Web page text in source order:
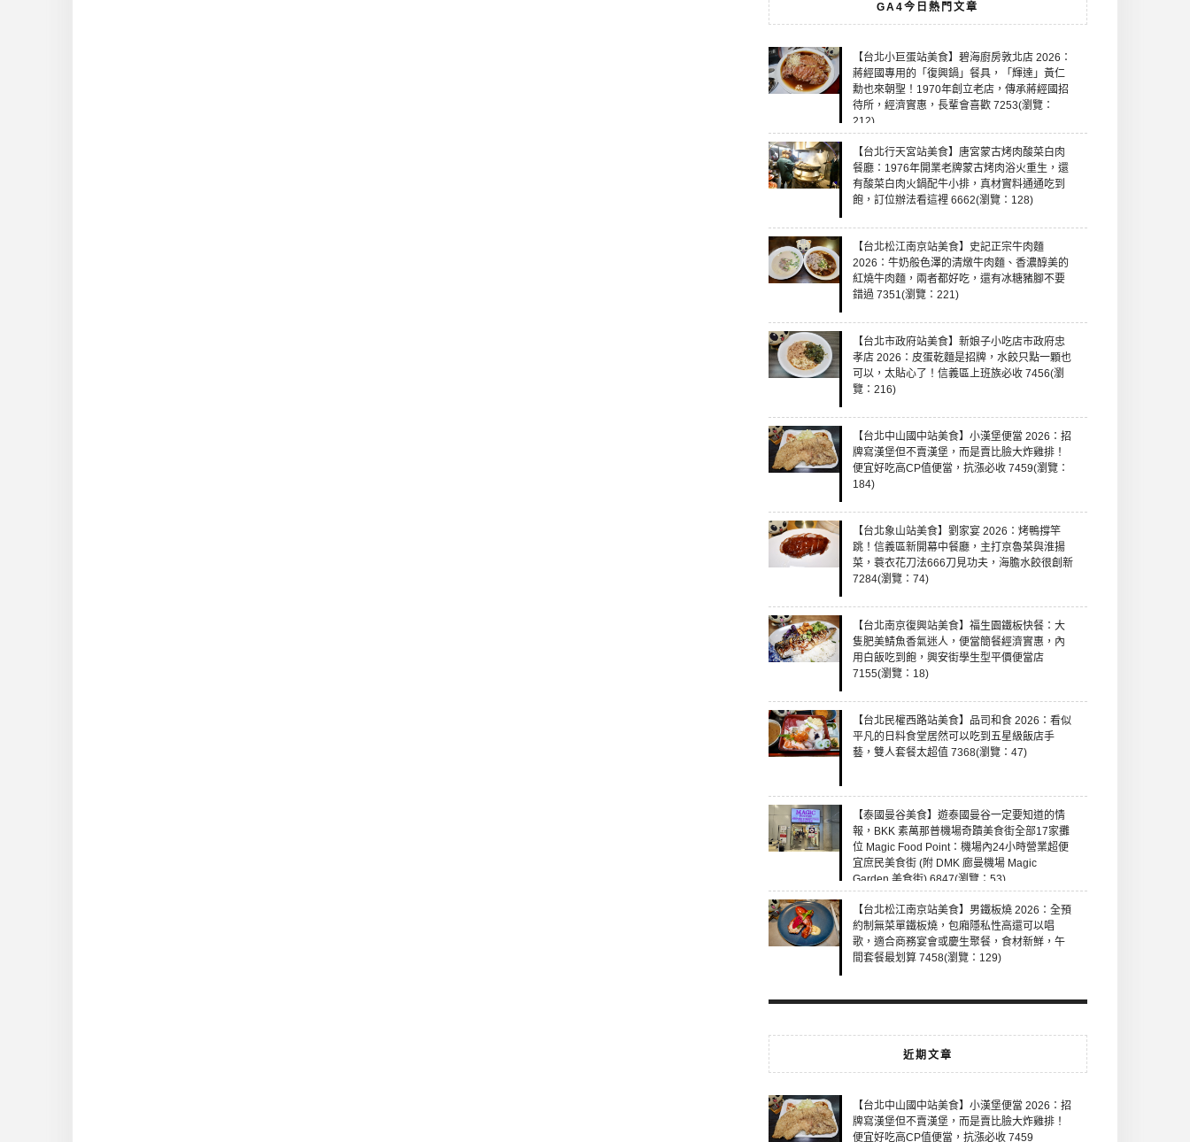
GA4今日熱門文章
【台北小巨蛋站美食】碧海廚房敦北店 2026：
蔣經國專用的「復興鍋」餐具，「輝達」黃仁
勳也來朝聖！1970年創立老店，傳承蔣經國招
待所，經濟實惠，長輩會喜歡 7253(瀏覽：
212)
【台北行天宮站美食】唐宮蒙古烤肉酸菜白肉
餐廳：1976年開業老牌蒙古烤肉浴火重生，還
有酸菜白肉火鍋配牛小排，真材實料通通吃到
飽，訂位辦法看這裡 6662(瀏覽：128)
【台北松江南京站美食】史記正宗牛肉麵
2026：牛奶般色澤的清燉牛肉麵、香濃醇美的
紅燒牛肉麵，兩者都好吃，還有冰糖豬腳不要
錯過 7351(瀏覽：221)
【台北市政府站美食】新娘子小吃店市政府忠
孝店 2026：皮蛋乾麵是招牌，水餃只點一顆也
可以，太貼心了！信義區上班族必收 7456(瀏
覽：216)
【台北中山國中站美食】小漢堡便當 2026：招
牌寫漢堡但不賣漢堡，而是賣比臉大炸雞排！
便宜好吃高CP值便當，抗漲必收 7459(瀏覽：
184)
【台北象山站美食】劉家宴 2026：烤鴨撐竿
跳！信義區新開幕中餐廳，主打京魯菜與淮揚
菜，蓑衣花刀法666刀見功夫，海膽水餃很創新
7284(瀏覽：74)
【台北南京復興站美食】福生園鐵板快餐：大
隻肥美鯖魚香氣迷人，便當簡餐經濟實惠，內
用白飯吃到飽，興安街學生型平價便當店
7155(瀏覽：18)
【台北民權西路站美食】品司和食 2026：看似
平凡的日料食堂居然可以吃到五星級飯店手
藝，雙人套餐太超值 7368(瀏覽：47)
【泰國曼谷美食】遊泰國曼谷一定要知道的情
報，BKK 素萬那普機場奇蹟美食街全部17家攤
位 Magic Food Point：機場內24小時營業超便
宜庶民美食街 (附 DMK 廊曼機場 Magic
Garden 美食街) 6847(瀏覽：53)
【台北松江南京站美食】男鐵板燒 2026：全預
約制無菜單鐵板燒，包廂隱私性高還可以唱
歌，適合商務宴會或慶生聚餐，食材新鮮，午
間套餐最划算 7458(瀏覽：129)
近期文章
【台北中山國中站美食】小漢堡便當 2026：招
牌寫漢堡但不賣漢堡，而是賣比臉大炸雞排！
便宜好吃高CP值便當，抗漲必收 7459